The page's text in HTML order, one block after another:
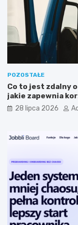
m
?
POZOSTAŁE
Co to jest zdalny
jakie zapewnia
28 lipca 2026